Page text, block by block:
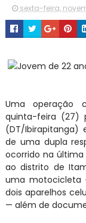
sexta-feira,
Jovem de 22
Uma operação
quinta-feira (27)
(DT/Ibirapitanga)
de uma dupla
ocorrido na
ao distrito de
uma motocicleta
dois aparelhos
— além de